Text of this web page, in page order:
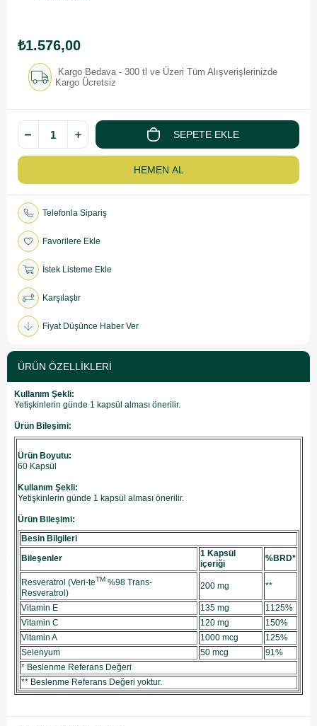
₺1.576,00
Kargo Bedava - 300 tl ve Üzeri Tüm Alışverişlerinizde
Kargo Ücretsiz
Telefonla Sipariş
Favorilere Ekle
İstek Listeme Ekle
Karşılaştır
Fiyat Düşünce Haber Ver
ÜRÜN ÖZELLIKLERI
Kullanım Şekli:
Yetişkinlerin günde 1 kapsül alması önerilir.
Ürün Bileşimi:
Ürün Boyutu:
60 Kapsül
Kullanım Şekli:
Yetişkinlerin günde 1 kapsül alması önerilir.
Ürün Bileşimi:
Besin Bilgileri
Bileşenler
1 Kapsül
içeriği
%BRD*
Resveratrol (Veri-teTM %98 Trans-
Resveratrol)
200 mg **
Vitamin E 135 mg
1125%
Vitamin C
120 mg
150%
Vitamin A
1000 mcg
125%
Selenyum
50 mcg
91%
* Beslenme Referans Değeri
** Beslenme Referans Değeri yoktur.